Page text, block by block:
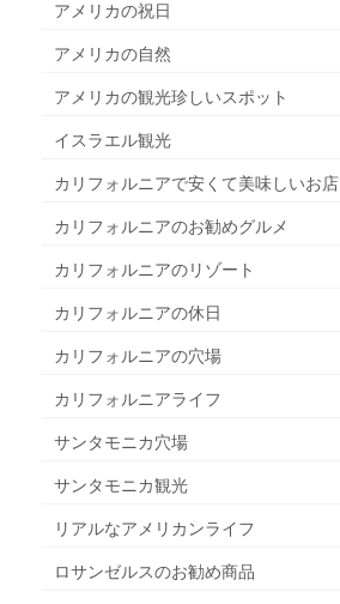
アメリカの祝日
アメリカの自然
アメリカの観光珍しいスポット
イスラエル観光
カリフォルニアで安くて美味しいお店
カリフォルニアのお勧めグルメ
カリフォルニアのリゾート
カリフォルニアの休日
カリフォルニアの穴場
カリフォルニアライフ
サンタモニカ穴場
サンタモニカ観光
リアルなアメリカンライフ
ロサンゼルスのお勧め商品